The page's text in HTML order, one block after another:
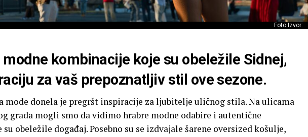
Foto Izvor:
kombinacije koje su obeležile Sidnej,
za vaš prepoznatljiv stil ove sezone.
mode donela je pregršt inspiracije za ljubitelje uličnog stila. Na ulicama
grada mogli smo da vidimo hrabre modne odabire i autentične
obeležile događaj. Posebno su se izdvajale šarene oversized košulje,